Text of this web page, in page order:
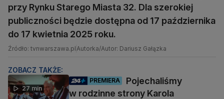
przy Rynku Starego Miasta 32. Dla szerokiej
publiczności będzie dostępna od 17 października
do 17 kwietnia 2025 roku.
Źródło: tvnwarszawa.pl Autorka/Autor: Dariusz Gałązka
ZOBACZ TAKŻE:
27 min
PREMIERA
Pojechaliśmy
w rodzinne strony Karola